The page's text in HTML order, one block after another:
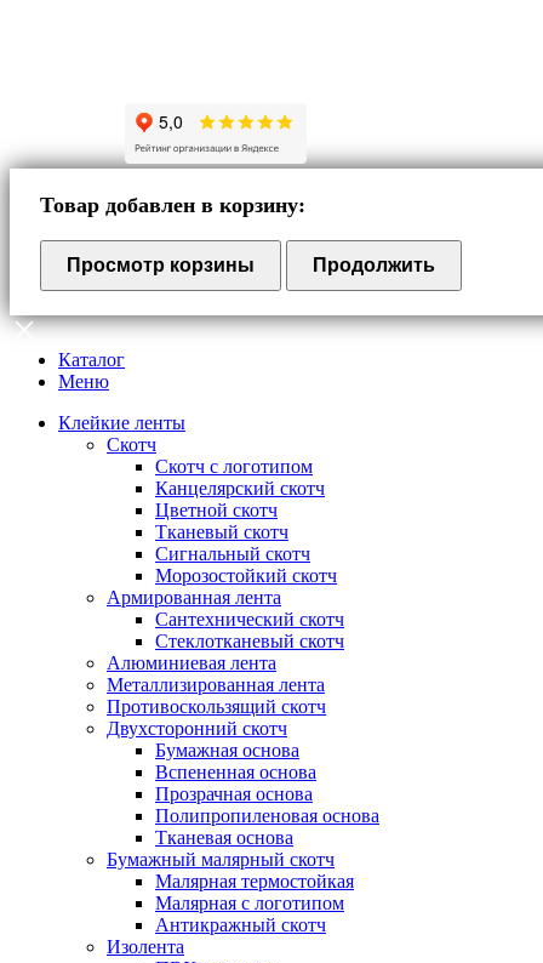
Товар добавлен в корзину:
Просмотр корзины Продолжить
Каталог
Меню
Клейкие ленты
Скотч
Скотч с логотипом
Канцелярский скотч
Цветной скотч
Тканевый скотч
Сигнальный скотч
Морозостойкий скотч
Армированная лента
Сантехнический скотч
Стеклотканевый скотч
Алюминиевая лента
Металлизированная лента
Противоскользящий скотч
Двухсторонний скотч
Бумажная основа
Вспененная основа
Прозрачная основа
Полипропиленовая основа
Тканевая основа
Бумажный малярный скотч
Малярная термостойкая
Малярная с логотипом
Антикражный скотч
Изолента